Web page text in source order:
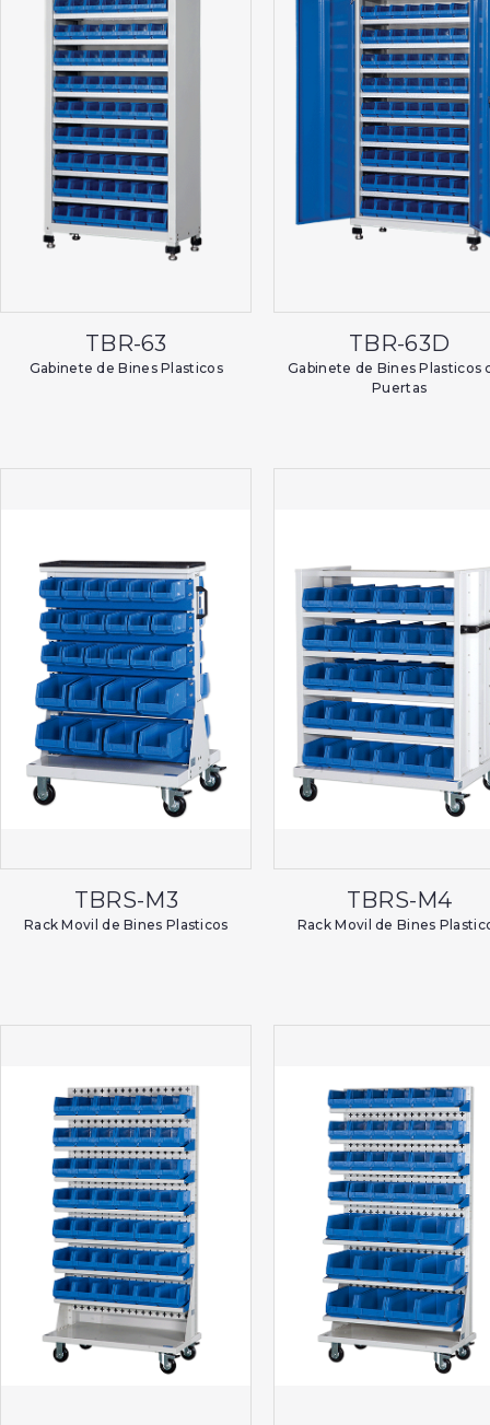
TBR-63
Gabinete de Bines Plasticos
TBR-63D
Gabinete de Bines Plasticos
Puertas
TBRS-M3
Rack Movil de Bines Plasticos
TBRS-M4
Rack Movil de Bines